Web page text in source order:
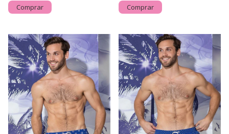
Comprar Comprar